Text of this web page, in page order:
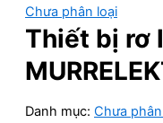
Chưa phân loại
Thiết bị rơ
Danh mục: Chưa